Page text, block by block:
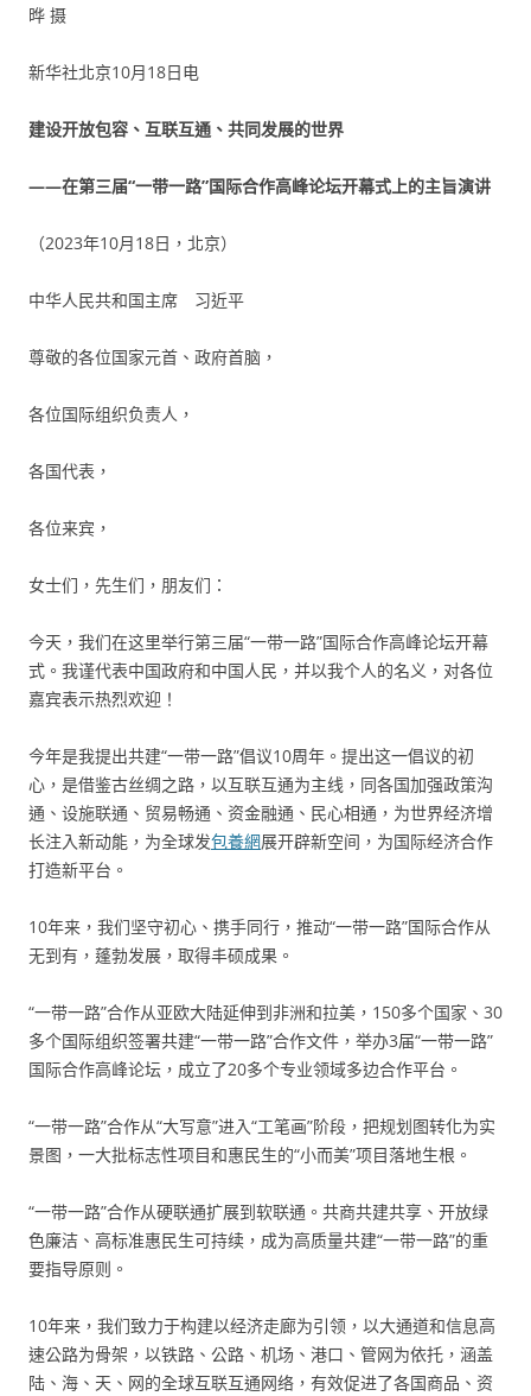
晔 摄
新华社北京10月18日电
建设开放包容、互联互通、共同发展的世界
——在第三届“一带一路”国际合作高峰论坛开幕式上的主旨演讲
（2023年10月18日，北京）
中华人民共和国主席 习近平
尊敬的各位国家元首、政府首脑，
各位国际组织负责人，
各国代表，
各位来宾，
女士们，先生们，朋友们：
今天，我们在这里举行第三届“一带一路”国际合作高峰论坛开幕
式。我谨代表中国政府和中国人民，并以我个人的名义，对各位
嘉宾表示热烈欢迎！
今年是我提出共建“一带一路”倡议10周年。提出这一倡议的初
心，是借鉴古丝绸之路，以互联互通为主线，同各国加强政策沟
通、设施联通、贸易畅通、资金融通、民心相通，为世界经济增
长注入新动能，为全球发包養網展开辟新空间，为国际经济合作
打造新平台。
10年来，我们坚守初心、携手同行，推动“一带一路”国际合作从
无到有，蓬勃发展，取得丰硕成果。
“一带一路”合作从亚欧大陆延伸到非洲和拉美，150多个国家、30
多个国际组织签署共建“一带一路”合作文件，举办3届“一带一路”
国际合作高峰论坛，成立了20多个专业领域多边合作平台。
“一带一路”合作从“大写意”进入“工笔画”阶段，把规划图转化为实
景图，一大批标志性项目和惠民生的“小而美”项目落地生根。
“一带一路”合作从硬联通扩展到软联通。共商共建共享、开放绿
色廉洁、高标准惠民生可持续，成为高质量共建“一带一路”的重
要指导原则。
10年来，我们致力于构建以经济走廊为引领，以大通道和信息高
速公路为骨架，以铁路、公路、机场、港口、管网为依托，涵盖
陆、海、天、网的全球互联互通网络，有效促进了各国商品、资